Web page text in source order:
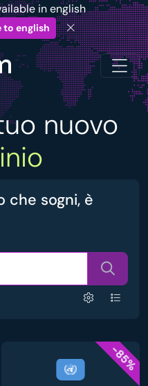
in english
to english
nuovo
che sogni, è
-85%